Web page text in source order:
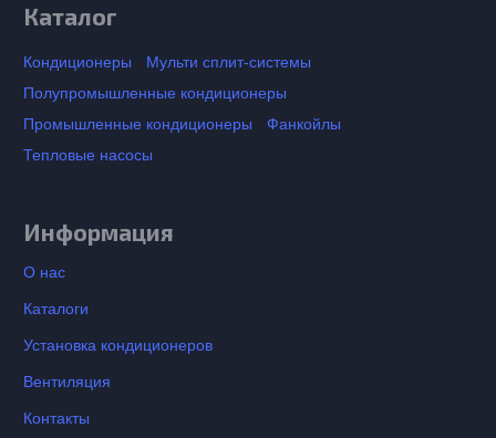
Каталог
Кондиционеры
Мульти сплит-системы
Полупромышленные кондиционеры
Промышленные кондиционеры
Фанкойлы
Тепловые насосы
Информация
О нас
Каталоги
Установка кондиционеров
Вентиляция
Контакты